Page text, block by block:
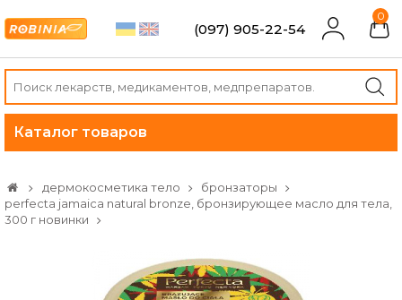
(097) 905-22-54
0
Каталог товаров
дермокосметика тело
бронзаторы
perfecta jamaica natural bronze, бронзирующее масло для тела,
300 г новинки